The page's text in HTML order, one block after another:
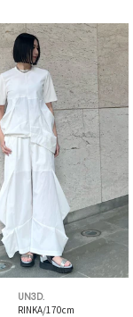
UN3D.
RINKA/170cm